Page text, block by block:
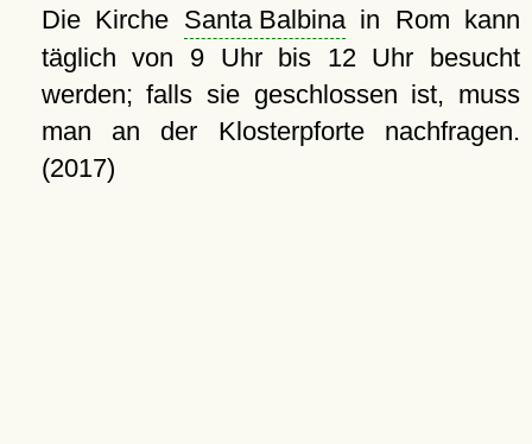
Die Kirche Santa Balbinain Rom kann
täglich von 9 Uhr bis 12 Uhr besucht
werden; falls sie geschlossen ist, muss
man an der Klosterpforte nachfragen.
(2017)